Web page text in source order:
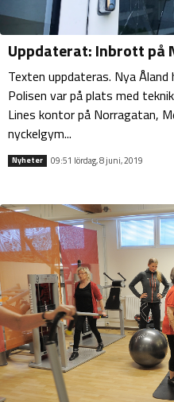
Uppdaterat: Inbrott på
Texten uppdateras. Nya
Polisen var på plats med
Lines kontor på Norragatan,
nyckelgym...
Nyheter 09:51 lördag, 8 juni, 2019